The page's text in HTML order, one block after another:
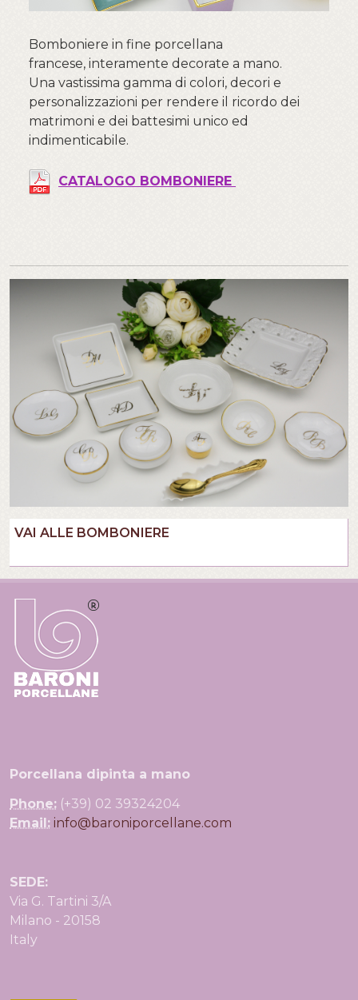
Bomboniere in fine porcellana
francese, interamente decorate a mano.
Una vastissima gamma di colori, decori e
personalizzazioni per rendere il ricordo dei
matrimoni e dei battesimi unico ed
indimenticabile.
CATALOGO BOMBONIERE
VAI ALLE BOMBONIERE
Porcellana dipinta a mano
Phone: (+39) 02 39324204
Email: info@baroniporcellane.com
SEDE:
Via G. Tartini 3/A
Milano - 20158
Italy